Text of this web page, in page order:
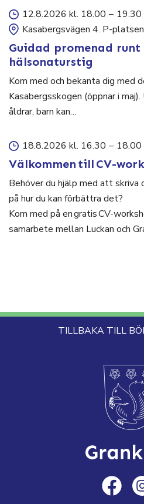
12.8.2026 kl. 18.00 – 19.30
Kasabergsvägen 4. P-
Guidad promenad
hälsonaturstig
Kom med och bekanta dig med
Kasabergsskogen (öppnar i
åldrar, barn kan…
18.8.2026 kl. 16.30 – 18.00
Välkommen till CV-
Behöver du hjälp med att
på hur du kan förbättra det?
Kom med på en gratis CV-
samarbete mellan Luckan och
TILLBAKA TILL